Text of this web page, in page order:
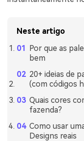
Neste artigo
Por que as
bem
20+ ideias de
(com códigos
Quais cores
fazenda?
Como usar
Designs reais